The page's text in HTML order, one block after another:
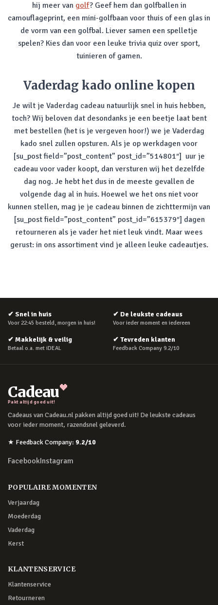
hij meer van golf? Geef hem dan golfballen in
camouflageprint, een mini-golfbaan voor thuis of een glas in
de vorm van een golfbal. Liever samen een spelletje
spelen? Kies dan voor een leuke trivia quiz over sport,
tuinieren of gamen.
Vaderdag kado online kopen
Je wilt je Vaderdag cadeau natuurlijk snel in huis hebben,
toch? Wij beloven dat desondanks je een beetje laat bent
met bestellen (het is je vergeven hoor!) we je Vaderdag
kado snel zullen opsturen. Als je op werkdagen voor
[su_post field=”post_content” post_id=”514801″] uur je
cadeau voor vader koopt, dan versturen wij het dezelfde
dag nog. Je hebt het dus in de meeste gevallen de
volgende dag al in huis. Hoewel we het ons niet voor
kunnen stellen, mag je je cadeau binnen de zichttermijn van
[su_post field=”post_content” post_id=”615379″] dagen
retourneren als je vader het niet leuk vindt. Maar wees
gerust: in ons assortiment vind je alleen leuke cadeautjes.
✔ Snel in huis
Voor 22:45 besteld, morgen in huis!
✔ De leukste cadeaus
Voor ieder moment en iedereen
✔ Makkelijk & veilig
Betaal o.a. met iDEAL
✔ Tevreden klanten
Feedback Company 9.2/10
Cadeau
Pakt altijd goed uit!
Cadeaus van Cadeau.nl pakken altijd goed uit! De leukste cadeaus
voor ieder moment, razendsnel geleverd.
★ Feedback Company: 9.2/10
FacebookInstagram
POPULAIRE MOMENTEN
Verjaardag
Moederdag
Vaderdag
Kerst
KLANTENSERVICE
Klantenservice
Retourneren